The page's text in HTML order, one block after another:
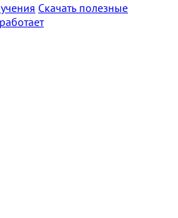
Скачать полезные